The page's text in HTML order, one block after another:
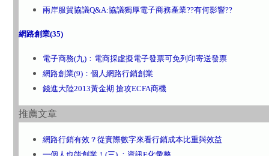
兩岸服貿協議Q&A:協議獨厚電子商務產業??有何影響??
網路創業(35)
電子商務(九)：電商採虛擬電子發票可免列印寄送發票
網路創業(9)：個人網路行銷創業
錢進大陸2013黃金期 搶攻ECFA商機
推薦文章
網路行銷有效？從實際數字來看行銷成本比重與效益